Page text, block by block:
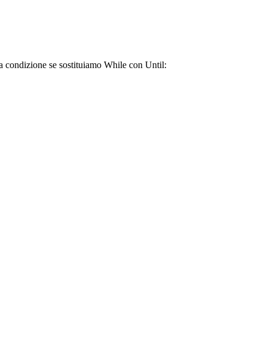
condizione se sostituiamo While con Until: